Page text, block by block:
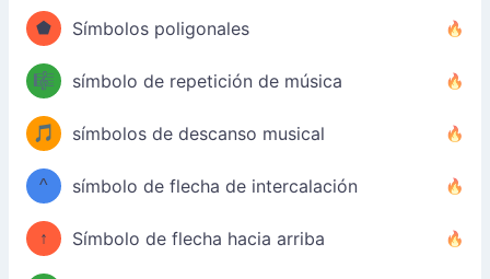
⬟ Símbolos poligonales
🎼 símbolo de repetición de música
🎵 símbolos de descanso musical
^ símbolo de flecha de intercalación
↑ Símbolo de flecha hacia arriba